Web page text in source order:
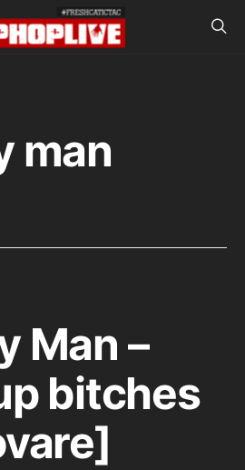
man
Man –
bitches